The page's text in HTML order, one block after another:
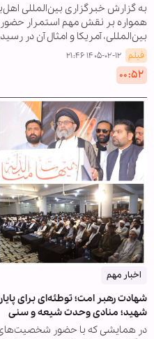
به گزارش خبرگزاری بین‌المللی
همواره بر نقش مهم استمرار
بین‌المللی، آمریکا و امثال آن در
فیلم ۱۴۰۵-۰۲-۱۲ ۲۱:۴۶
۰۰:۵۲
اخبار مهم
شهادت رهبر امت؛ توطئه‌ای برای
شهید؛ منادی وحدت شیعه و سنی
در همایشی که با حضور شخصیت‌های